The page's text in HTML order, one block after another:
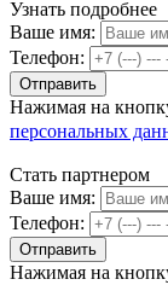
Узнать подробнее
Ваше имя:
Телефон:
Нажимая на
персональных
Стать партнером
Ваше имя:
Телефон:
Нажимая на